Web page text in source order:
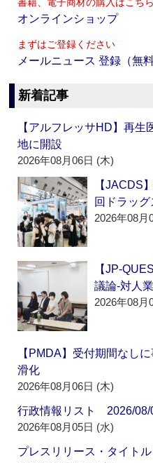
書籍、電子商材の購入はこちら
オンラインショップ
まずはご登録ください
メールニュース 登録（無料
新着記事
【アルフレッサHD】再生
地に開設
2026年08月06日 (木)
【JACDS
回ドラッ
2026年08月
【JP-
議論‐対人
2026年08月
【PMDA】受付期間なし
滑化
2026年08月06日 (木)
行政情報リスト 2026/08/
2026年08月05日 (水)
プレスリリース・タイト